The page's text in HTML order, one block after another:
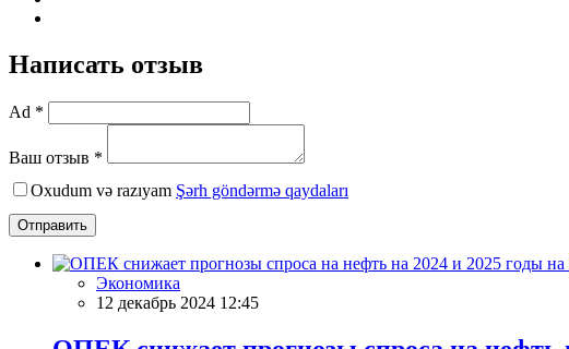
Написать отзыв
Ad *
Ваш отзыв *
Oxudum və razıyam Şərh göndərmə qaydaları
Отправить
Экономика
12 декабрь 2024 12:45